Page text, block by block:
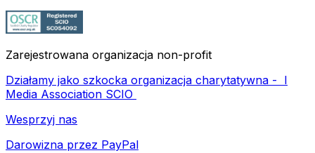
Zarejestrowana organizacja non-profit
Działamy jako szkocka organizacja charytatywna - I
Media Association SCIO
Wesprzyj nas
Darowizna przez PayPal